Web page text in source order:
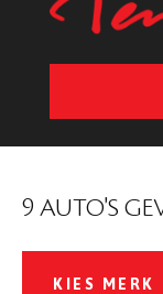
9 AUTO'S